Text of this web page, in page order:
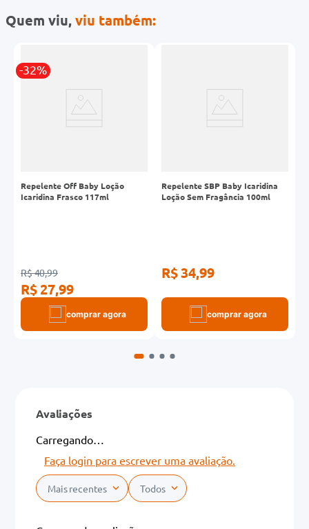
Quem viu,viu também:
-32%
Repelente Off Baby Loção
Icaridina Frasco 117ml
R$ 40,99
R$ 27,99
comprar agora
Repelente SBP Baby Icaridina
Loção Sem Fragância 100ml
R$ 34,99
comprar agora
Avaliações
Carregando…
Faça login para escrever uma avaliação.
Mais recentes Todos